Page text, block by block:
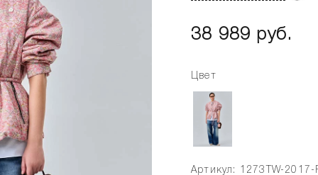
38 989 руб.
Цвет
Артикул: 1273TW-2017-